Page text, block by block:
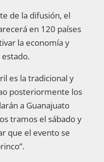
de la difusión, el
en 120 países
la economía y
es la tradicional y
posteriormente los
a Guanajuato
tramos el sábado y
que el evento se